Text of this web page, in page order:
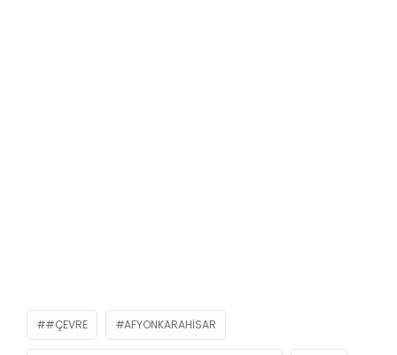
#ÇEVRE AFYONKARAHISAR